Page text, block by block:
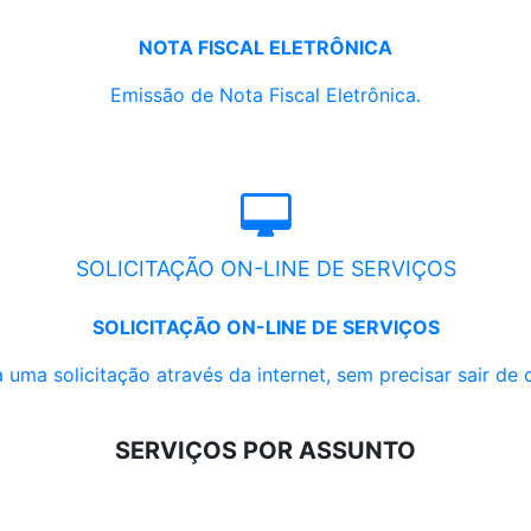
NOTA FISCAL ELETRÔNICA
Emissão de Nota Fiscal Eletrônica.
SOLICITAÇÃO ON-LINE DE SERVIÇOS
SOLICITAÇÃO ON-LINE DE SERVIÇOS
uma solicitação através da internet, sem precisar sair de
SERVIÇOS POR ASSUNTO